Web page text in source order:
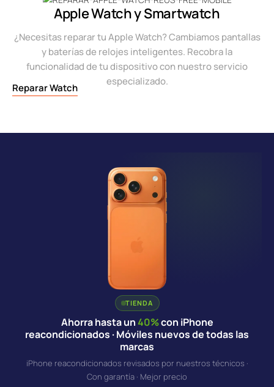
Apple Watch y Smartwatch
¿Necesitas reparar tu Apple Watch? Cambiamos pantallas
y baterías de relojes inteligentes. Recobra la
funcionalidad de tu dispositivo con nuestro servicio
especializado.
Reparar Watch
TIENDA
Ahorra hasta un40%con iPhone
reacondicionados · Móviles nuevos de todas las
marcas
iPhone reacondicionados revisados por nuestros técnicos ·
Con garantía · Mejor precio